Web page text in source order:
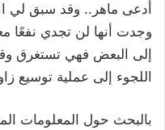
أدعى ماهر.. وقد سبق لي
وجدت أنها لن تجدي نفعًا
إلى البعض فهي تستغرق
اللجوء إلى عملية توسيع
بالبحث حول المعلومات